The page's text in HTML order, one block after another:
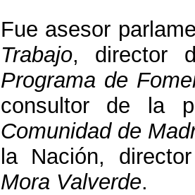
Fue asesor
Trabajo, director
Programa de
consultor de la
Comunidad de
la Nación,
Mora Valverde.